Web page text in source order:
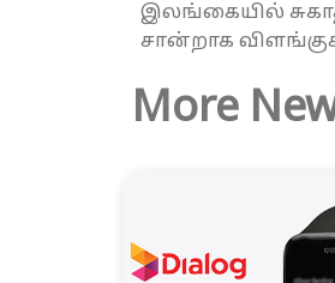
இலங்கையில்
சான்றாக
More